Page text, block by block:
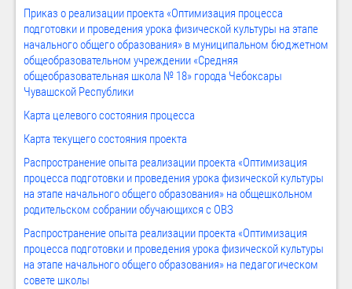
Приказ о реализации проекта «Оптимизация процесса
подготовки и проведения урока физической культуры на этапе
начального общего образования» в муниципальном бюджетном
общеобразовательном учреждении «Средняя
общеобразовательная школа № 18» города Чебоксары
Чувашской Республики
Карта целевого состояния процесса
Карта текущего состояния проекта
Распространение опыта реализации проекта «Оптимизация
процесса подготовки и проведения урока физической культуры
на этапе начального общего образования» на общешкольном
родительском собрании обучающихся с ОВЗ
Распространение опыта реализации проекта «Оптимизация
процесса подготовки и проведения урока физической культуры
на этапе начального общего образования» на педагогическом
совете школы